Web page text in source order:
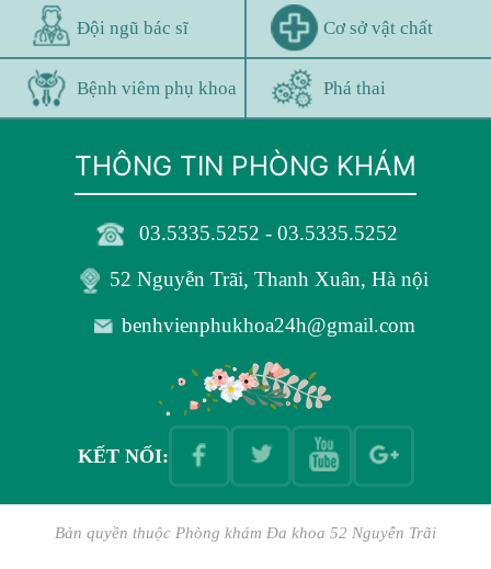
Đội ngũ bác sĩ Cơ sở vật chất
Bệnh viêm phụ khoa Phá thai
THÔNG TIN PHÒNG KHÁM
03.5335.5252 - 03.5335.5252
52 Nguyễn Trãi, Thanh Xuân, Hà nội
benhvienphukhoa24h@gmail.com
KẾT NỐI:
Bản quyền thuộc Phòng khám Đa khoa 52 Nguyễn Trãi